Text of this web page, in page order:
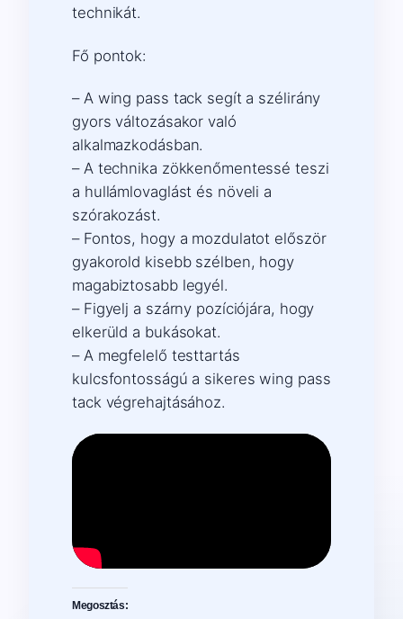
technikát.
Fő pontok:
– A wing pass tack segít a szélirány
gyors változásakor való
alkalmazkodásban.
– A technika zökkenőmentessé teszi
a hullámlovaglást és növeli a
szórakozást.
– Fontos, hogy a mozdulatot először
gyakorold kisebb szélben, hogy
magabiztosabb legyél.
– Figyelj a szárny pozíciójára, hogy
elkerüld a bukásokat.
– A megfelelő testtartás
kulcsfontosságú a sikeres wing pass
tack végrehajtásához.
Megosztás: